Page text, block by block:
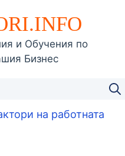
и Обучения по
Бизнес
на работната